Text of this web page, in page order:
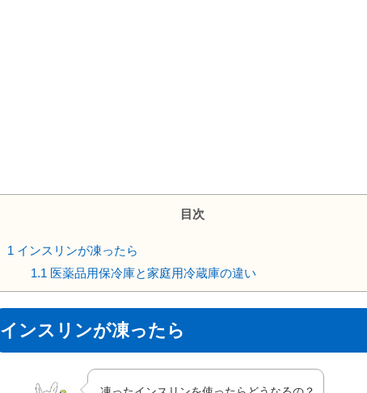
目次
1 インスリンが凍ったら
1.1 医薬品用保冷庫と家庭用冷蔵庫の違い
インスリンが凍ったら